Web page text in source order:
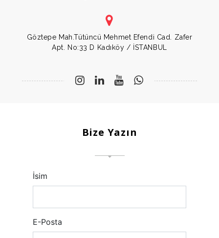
Göztepe Mah.Tütüncü Mehmet Efendi Cad. Zafer
Apt. No:33 D Kadıköy / İSTANBUL
Bize Yazın
İsim
E-Posta